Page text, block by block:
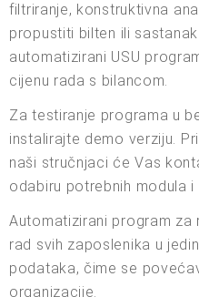
filtriranje, konstruktivna
propustiti bilten ili
automatizirani USU
cijenu rada s bilancom.
Za testiranje programa u
instalirajte demo verziju.
naši stručnjaci će Vas
odabiru potrebnih modula
Automatizirani program za
rad svih zaposlenika u
podataka, čime se
organizacije.